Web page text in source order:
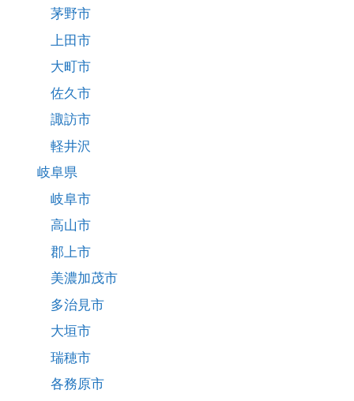
茅野市
上田市
大町市
佐久市
諏訪市
軽井沢
岐阜県
岐阜市
高山市
郡上市
美濃加茂市
多治見市
大垣市
瑞穂市
各務原市